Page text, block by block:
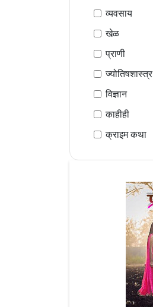
व्यवसाय
खेळ
प्राणी
ज्योतिषशास्त्र
विज्ञान
काहीही
क्राइम कथा